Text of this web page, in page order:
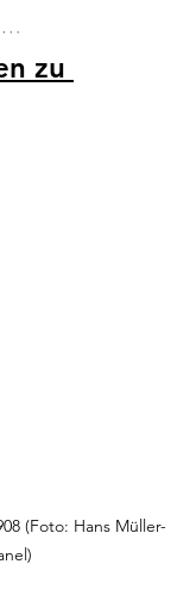
zu
(Foto: Hans Müller-